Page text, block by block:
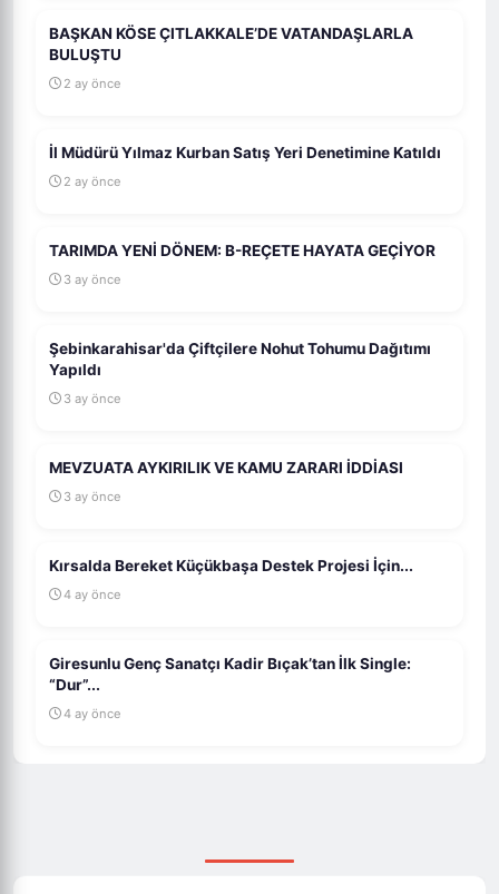
BAŞKAN KÖSE ÇITLAKKALE’DE VATANDAŞLARLA
BULUŞTU
2 ay önce
İl Müdürü Yılmaz Kurban Satış Yeri Denetimine Katıldı
2 ay önce
TARIMDA YENİ DÖNEM: B-REÇETE HAYATA GEÇİYOR
3 ay önce
Şebinkarahisar'da Çiftçilere Nohut Tohumu Dağıtımı
Yapıldı
3 ay önce
MEVZUATA AYKIRILIK VE KAMU ZARARI İDDİASI
3 ay önce
Kırsalda Bereket Küçükbaşa Destek Projesi İçin...
4 ay önce
Giresunlu Genç Sanatçı Kadir Bıçak’tan İlk Single:
“Dur”...
4 ay önce